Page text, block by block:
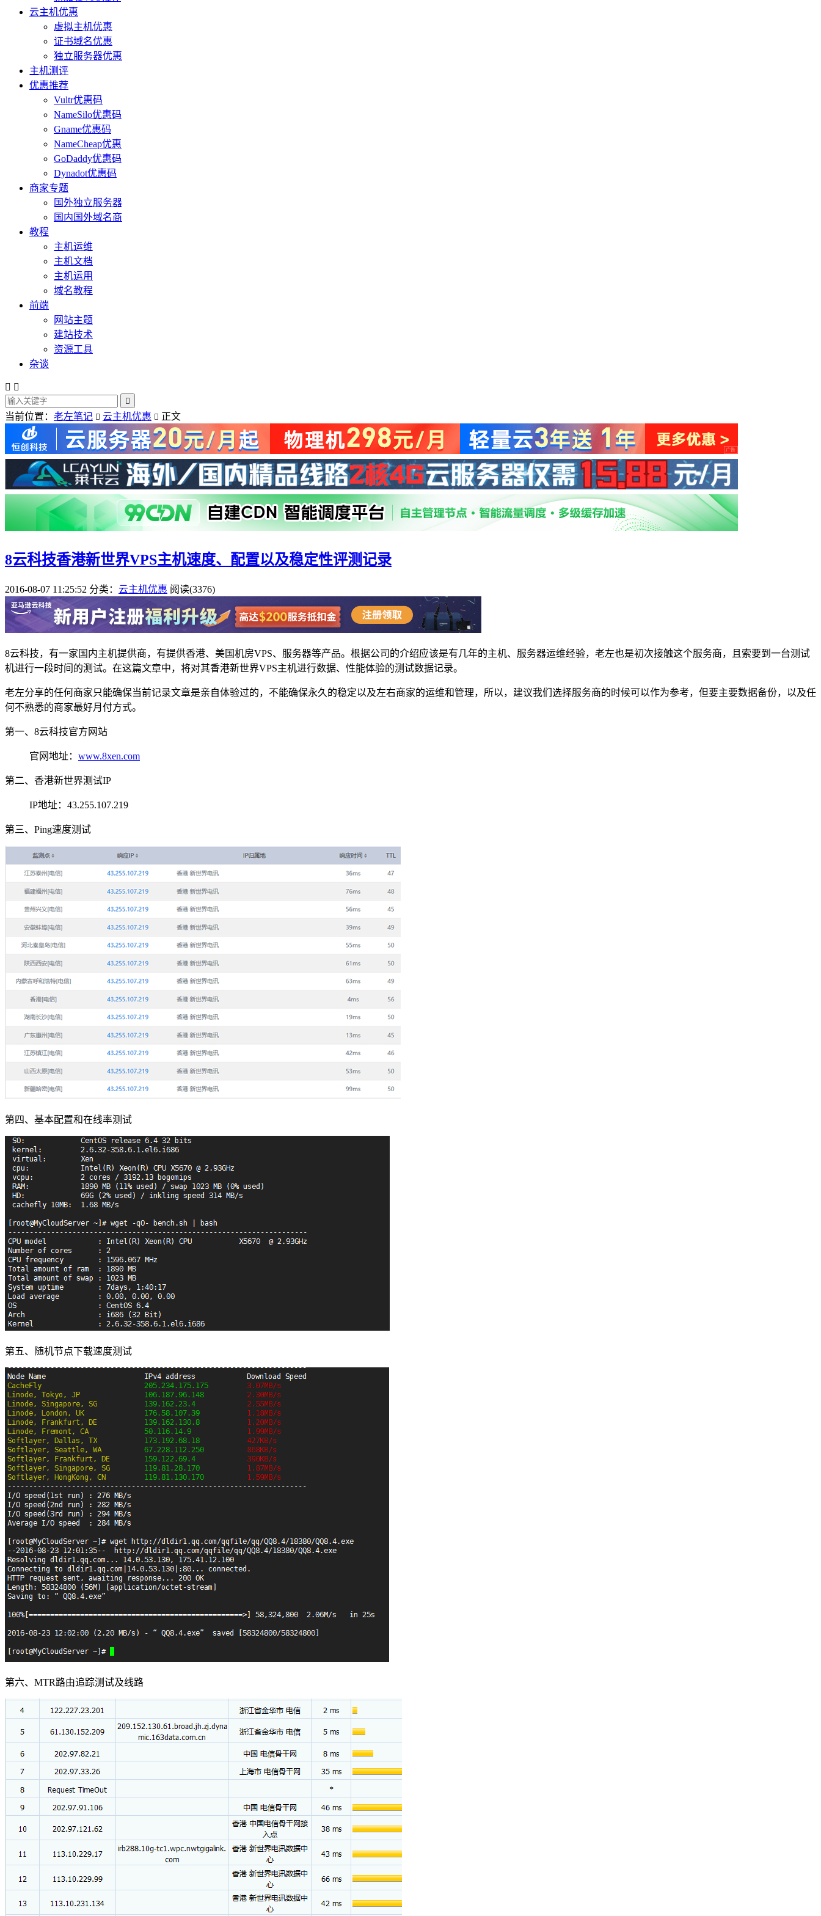
云主机优惠
虚拟主机优惠
证书域名优惠
独立服务器优惠
主机测评
优惠推荐
Vultr优惠码
NameSilo优惠码
Gname优惠码
NameCheap优惠
GoDaddy优惠码
Dynadot优惠码
商家专题
国外独立服务器
国内国外域名商
教程
主机运维
主机文档
主机运用
域名教程
前端
网站主题
建站技术
资源工具
杂谈
 

当前位置： 老左笔记  云主机优惠  正文
8云科技香港新世界VPS主机速度、配置以及稳定性评测记录
2016-08-07 11:25:52 分类： 云主机优惠 阅读(3376)
8云科技，有一家国内主机提供商，有提供香港、美国机房VPS、服务器等产品。根据公司的介绍应该是有几年的主机、服务器运维经验，老左也是初次接触这个服务商，且索要到一台测试
机进行一段时间的测试。在这篇文章中，将对其香港新世界VPS主机进行数据、性能体验的测试数据记录。
老左分享的任何商家只能确保当前记录文章是亲自体验过的，不能确保永久的稳定以及左右商家的运维和管理，所以，建议我们选择服务商的时候可以作为参考，但要主要数据备份，以及任
何不熟悉的商家最好月付方式。
第一、8云科技官方网站
官网地址： www.8xen.com
第二、香港新世界测试IP
IP地址：43.255.107.219
第三、Ping速度测试
第四、基本配置和在线率测试
第五、随机节点下载速度测试
第六、MTR路由追踪测试及线路